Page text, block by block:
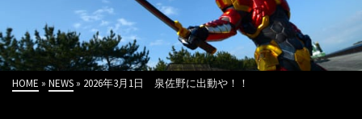
HOME » NEWS » 2026年3月1日 泉佐野に出動や！！